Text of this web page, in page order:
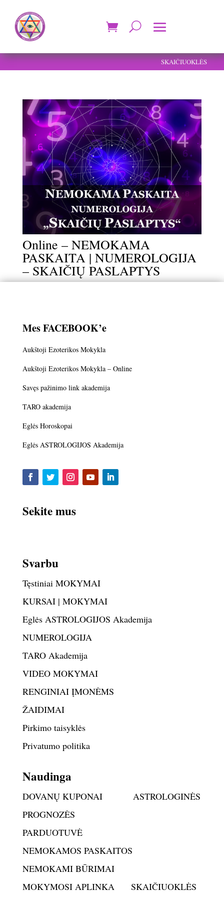
SKAIČIUOKLĖS
Online – NEMOKAMA
PASKAITA | NUMEROLOGIJA
– SKAIČIŲ PASLAPTYS
Mes FACEBOOK’e
Aukštoji Ezoterikos Mokykla
Aukštoji Ezoterikos Mokykla – Online
Savęs pažinimo link akademija
TARO akademija
Eglės Horoskopai
Eglės ASTROLOGIJOS Akademija
Sekite mus
Svarbu
Tęstiniai MOKYMAI
KURSAI | MOKYMAI
Eglės ASTROLOGIJOS Akademija
NUMEROLOGIJA
TARO Akademija
VIDEO MOKYMAI
RENGINIAI ĮMONĖMS
ŽAIDIMAI
Pirkimo taisyklės
Privatumo politika
Naudinga
DOVANŲ KUPONAI
ASTROLOGINĖS
PROGNOZĖS
PARDUOTUVĖ
NEMOKAMOS PASKAITOS
NEMOKAMI BŪRIMAI
MOKYMOSI APLINKA
SKAIČIUOKLĖS